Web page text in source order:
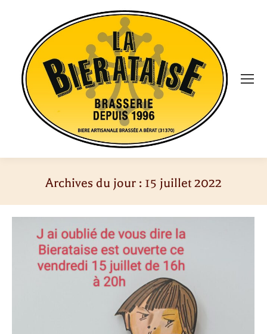
Archives du jour : 15 juillet 2022